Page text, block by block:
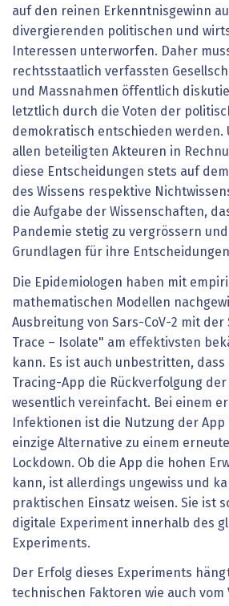
auf den reinen Erkenntnisgewinn
divergierenden politischen und
Interessen unterworfen. Daher
rechtsstaatlich verfassten
und Massnahmen öffentlich
letztlich durch die Voten der
demokratisch entschieden werden.
allen beteiligten Akteuren in
diese Entscheidungen stets auf
des Wissens respektive
die Aufgabe der Wissenschaften,
Pandemie stetig zu vergrössern
Grundlagen für ihre
Die Epidemiologen haben mit
mathematischen Modellen
Ausbreitung von Sars-CoV-2 mit der
Trace – Isolate" am effektivsten
kann. Es ist auch unbestritten,
Tracing-App die Rückverfolgung
wesentlich vereinfacht. Bei einem
Infektionen ist die Nutzung der
einzige Alternative zu einem
Lockdown. Ob die App die hohen
kann, ist allerdings ungewiss und
praktischen Einsatz weisen. Sie ist
digitale Experiment innerhalb des
Experiments.
Der Erfolg dieses Experiments
technischen Faktoren wie auch